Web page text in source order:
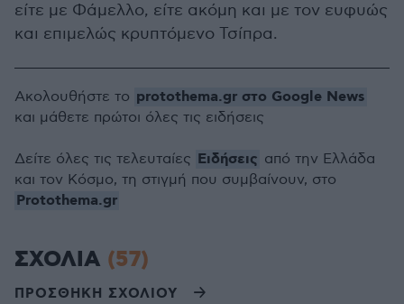
είτε με Φάμελλο, είτε ακόμη και με τον ευφυώς
και επιμελώς κρυπτόμενο Τσίπρα.
Ακολουθήστε το protothema.gr στο Google News
και μάθετε πρώτοι όλες τις ειδήσεις
Δείτε όλες τις τελευταίες Ειδήσεις από την Ελλάδα
και τον Κόσμο, τη στιγμή που συμβαίνουν, στο
Protothema.gr
ΣΧΟΛΙΑ (57)
ΠΡΟΣΘΗΚΗ ΣΧΟΛΙΟΥ